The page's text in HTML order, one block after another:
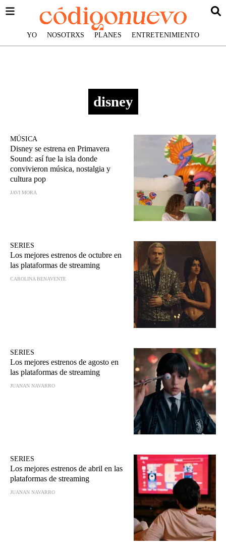
YO NOSOTRXS PLANES ENTRETENIMIENTO
disney
MÚSICA
Disney se estrena en Primavera
Sound: así fue la isla donde
convivieron música, nostalgia y
cultura pop
JAVI MORA
SERIES
Los mejores estrenos de octubre en
las plataformas de streaming
CAROLINA BENAVENTE
SERIES
Los mejores estrenos de agosto en
las plataformas de streaming
JUANAN NAVARRO
SERIES
Los mejores estrenos de abril en las
plataformas de streaming
JUANAN NAVARRO